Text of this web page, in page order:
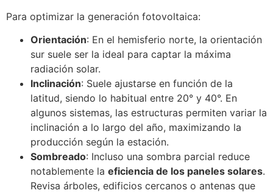
Para optimizar la generación fotovoltaica:
Orientación: En el hemisferio norte, la orientación
sur suele ser la ideal para captar la máxima
radiación solar.
Inclinación: Suele ajustarse en función de la
latitud, siendo lo habitual entre 20° y 40°. En
algunos sistemas, las estructuras permiten variar la
inclinación a lo largo del año, maximizando la
producción según la estación.
Sombreado: Incluso una sombra parcial reduce
notablemente la eficiencia de los paneles solares.
Revisa árboles, edificios cercanos o antenas que